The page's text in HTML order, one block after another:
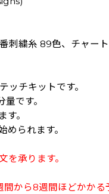
刺繍糸 89色、チャート
チキットです。
です。
。
られます。
承ります。
から8週間ほどかかる